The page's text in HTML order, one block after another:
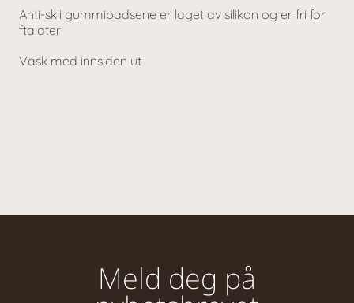
Anti-skli gummipadsene er laget av silikon og er fri for
ftalater
Vask med innsiden ut
Meld deg på